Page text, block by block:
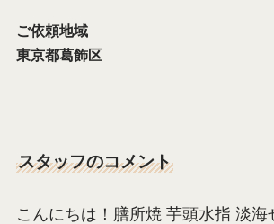
ご依頼地域
東京都葛飾区
スタッフのコメント
こんにちは！膳所焼 芋頭水指 淡海